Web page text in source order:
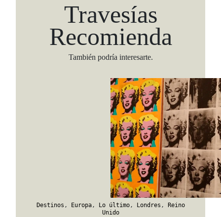
Travesías
Recomienda
También podría interesarte.
Destinos , Europa, Lo último, Londres ,
Reino
Unido
Viaja con Travesías, recibe cada semana
itinerarios, tips de insider y las guías más